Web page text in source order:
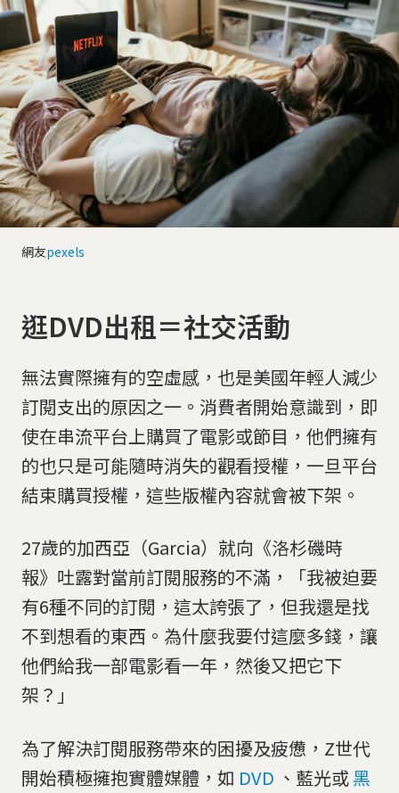
網友pexels
逛DVD出租＝社交活動
無法實際擁有的空虛感，也是美國年輕人減少
訂閱支出的原因之一。消費者開始意識到，即
使在串流平台上購買了電影或節目，他們擁有
的也只是可能隨時消失的觀看授權，一旦平台
結束購買授權，這些版權內容就會被下架。
27歲的加西亞（Garcia）就向《洛杉磯時
報》吐露對當前訂閱服務的不滿，「我被迫要
有6種不同的訂閱，這太誇張了，但我還是找
不到想看的東西。為什麼我要付這麼多錢，讓
他們給我一部電影看一年，然後又把它下
架？」
為了解決訂閱服務帶來的困擾及疲憊，Z世代
開始積極擁抱實體媒體，如 DVD 、藍光或黑